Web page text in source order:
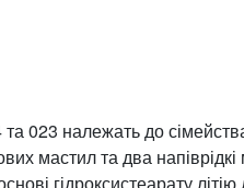
023 належать до
мастил та два
гідроксистеарату